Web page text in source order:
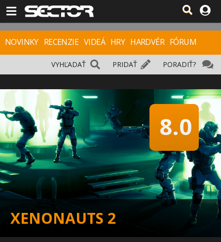
NOVINKY RECENZIE VIDEÁ HRY HARDVÉR FÓRUM
PORADIŤ?
PRIDAŤ
VYHĽADAŤ
XENONAUTS 2
8.0